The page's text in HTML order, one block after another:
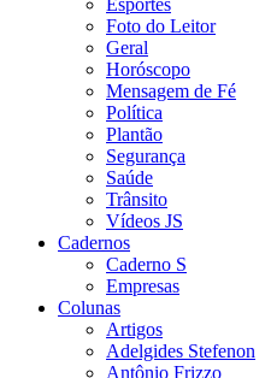
Esportes
Foto do Leitor
Geral
Horóscopo
Mensagem de Fé
Política
Plantão
Segurança
Saúde
Trânsito
Vídeos JS
Cadernos
Caderno S
Empresas
Colunas
Artigos
Adelgides Stefenon
Antônio Frizzo